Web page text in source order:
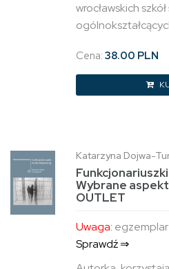
wrocławskich
Cena: 38.00 PLN
Katarzyna Dojwa-
Wybrane
OUTLET
Uwaga:
Sprawdź ⇒